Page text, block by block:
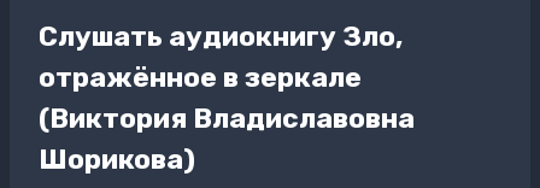
Слушать аудиокнигу Зло,
отражённое в зеркале
(Виктория Владиславовна
Шорикова)